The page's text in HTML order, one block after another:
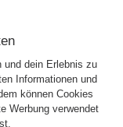
Port
Roquefort la